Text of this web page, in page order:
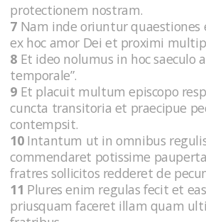
protectionem nostram.
7 Nam inde oriuntur quaestiones
ex hoc amor Dei et proximi
8 Et ideo nolumus in hoc saeculo
temporale”.
9 Et placuit multum episcopo
cuncta transitoria et praecipue
contempsit.
10Intantum ut in omnibus
commendaret potissime
fratres sollicitos redderet de
11 Plures enim regulas fecit et
priusquam faceret illam quam